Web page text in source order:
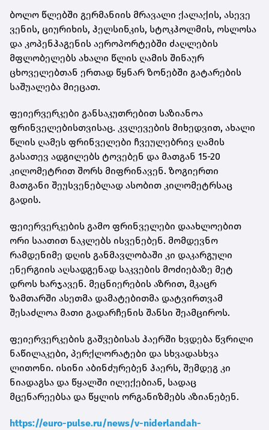
ბოლო წლებში გერმანიის მრავალი ქალაქის, ასევე
ვენის, ციურიხის, ჰელსინკის, სტოკჰოლმის, ოსლოსა
და კოპენჰაგენის აეროპორტებში ძაღლების
მფლობელებს ახალი წლის ღამის შინაურ
ცხოველებთან ერთად წყნარ ზონებში გატარების
საშუალება მიეცათ.
ფეიერვერკები განსაკუთრებით საზიანოა
ფრინველებისთვისაც. კვლევების მიხედვით, ახალი
წლის ღამეს ფრინველები ჩვეულებრივ ღამის
გასათევ ადგილებს ტოვებენ და მათგან 15-20
კილომეტრით შორს მიფრინავენ. ზოგიერთი
მათგანი შეუსვენებლად ასობით კილომეტრსაც
გადის.
ფეიერვერკების გამო ფრინველები დაახლოებით
ორი საათით ნაკლებს ისვენებენ. მომდევნო
რამდენიმე დღის განმავლობაში კი დაკარგული
ენერგიის აღსადგენად საკვების მოძიებაზე მეტ
დროს ხარჯავენ. მეცნიერების აზრით, მკაცრ
ზამთარში ასეთმა დამატებითმა დატვირთვამ
შესაძლოა მათი გადარჩენის შანსი შეამციროს.
ფეიერვერკების გაშვებისას ჰაერში ხვდება წვრილი
ნაწილაკები, პერქლორატები და სხვადასხვა
ლითონი. ისინი აბინძურებენ ჰაერს, შემდეგ კი
ნიადაგსა და წყალში ილექებიან, სადაც
მცენარეებსა და წყლის ორგანიზმებს აზიანებენ.
https://euro-pulse.ru/news/v-niderlandah-